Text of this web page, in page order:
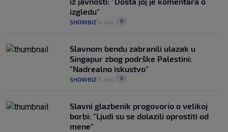
izgledu"
SHOWBIZ 4. kol. 0
Slavnom bendu zabranili ulazak u
Singapur zbog podrške Palestini:
"Nadrealno iskustvo"
SHOWBIZ 3. kol. 0
Slavni glazbenik progovorio o velikoj
borbi: "Ljudi su se dolazili oprostiti od
mene"